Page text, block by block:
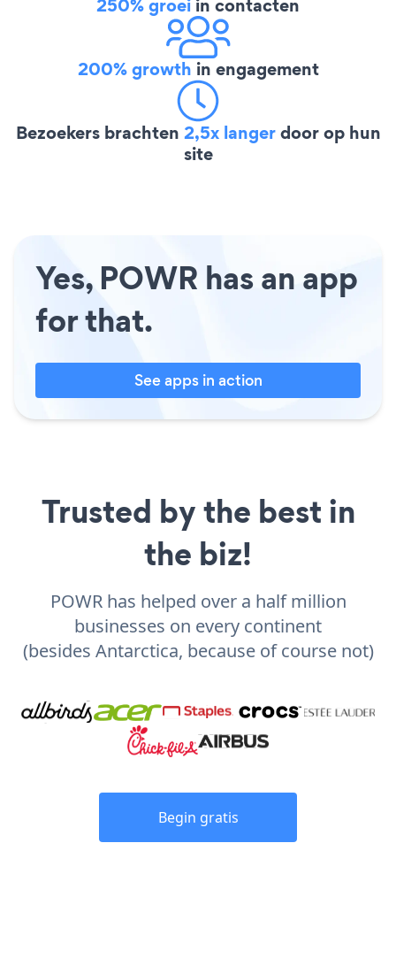
200% growth in engagement
Bezoekers brachten 2,5x langerdoor op hun
site
Yes, POWR has an app
for that.
See apps in action
Trusted by the best in
the biz!
POWR has helped over a half million
businesses on every continent
(besides Antarctica, because of course not)
Begin gratis